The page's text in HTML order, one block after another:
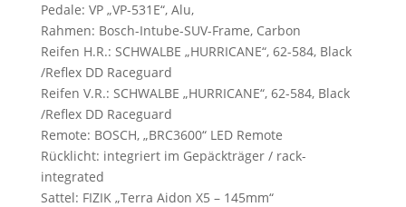
Pedale: VP „VP-531E“, Alu,
Rahmen: Bosch-Intube-SUV-Frame, Carbon
Reifen H.R.: SCHWALBE „HURRICANE“, 62-584, Black
/Reflex DD Raceguard
Reifen V.R.: SCHWALBE „HURRICANE“, 62-584, Black
/Reflex DD Raceguard
Remote: BOSCH, „BRC3600“ LED Remote
Rücklicht: integriert im Gepäckträger / rack-
integrated
Sattel: FIZIK „Terra Aidon X5 – 145mm“